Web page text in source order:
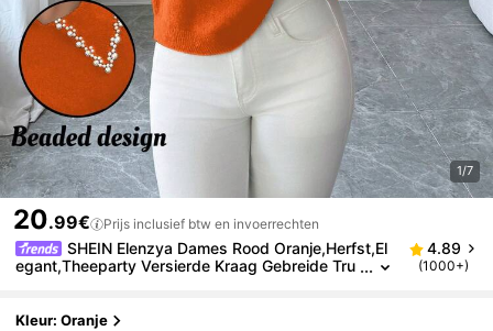
1/7
20.99€ Prijs inclusief btw en invoerrechten
SHEIN Elenzya Dames Rood Oranje,Herfst,El
egant,Theeparty Versierde Kraag Gebreide Tru
4.89
(1000+)
Kleur: Oranje